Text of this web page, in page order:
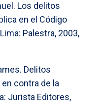
Los delitos
en el Código
Palestra, 2003,
Delitos
contra de la
Jurista Editores,